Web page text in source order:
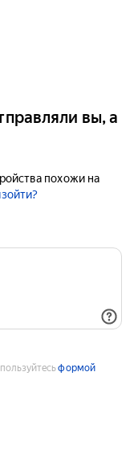
вы, а
похожи на
формой